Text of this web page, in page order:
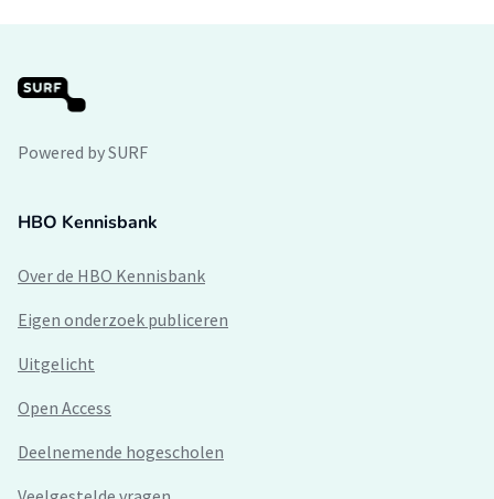
Powered by SURF
HBO Kennisbank
Over de HBO Kennisbank
Eigen onderzoek publiceren
Uitgelicht
Open Access
Deelnemende hogescholen